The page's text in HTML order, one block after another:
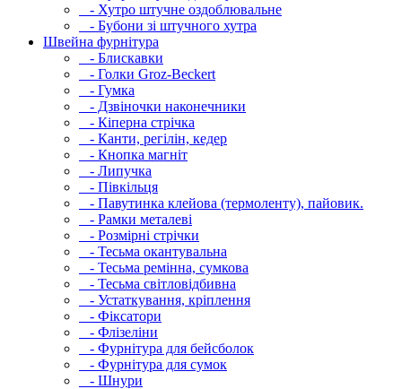
- Хутро штучне оздоблювальне
- Бубони зі штучного хутра
Швейна фурнітура
- Блискавки
- Голки Groz-Beckert
- Гумка
- Дзвіночки наконечники
- Кіперна стрічка
- Канти, регілін, кедер
- Кнопка магніт
- Липучка
- Півкільця
- Павутинка клейова (термоленту), пайовик.
- Рамки металеві
- Розмірні стрічки
- Тесьма окантувальна
- Тесьма ремінна, сумкова
- Тесьма світловідбивна
- Устаткування, кріплення
- Фіксатори
- Флізеліни
- Фурнітура для бейсболок
- Фурнітура для сумок
- Шнури